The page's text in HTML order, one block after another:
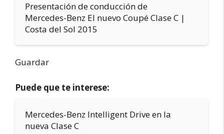
Presentación de conducción de
Mercedes-Benz El nuevo Coupé Clase C |
Costa del Sol 2015
Guardar
Puede que te interese:
Mercedes-Benz Intelligent Drive en la
nueva Clase C